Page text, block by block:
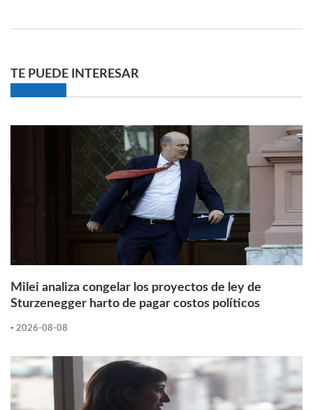
TE PUEDE INTERESAR
Milei analiza congelar los proyectos de ley de
Sturzenegger harto de pagar costos políticos
- 2026-08-08